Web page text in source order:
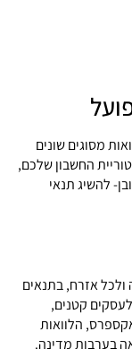
מסוגים שונים
החשבון שלכם,
להשיג תנאי
ולכל אזרח, בתנאים
קטנים,
הלוואות
בערבות מדינה.